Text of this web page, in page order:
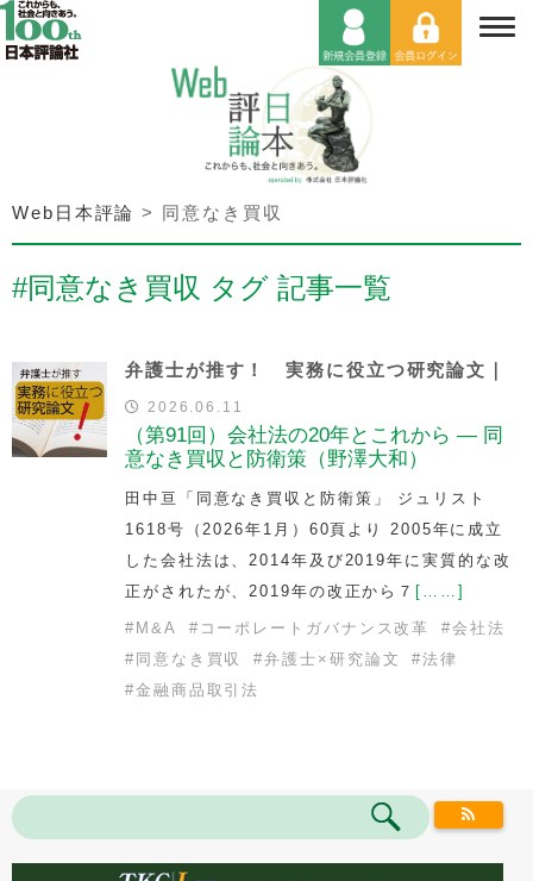
Web日本評論 > 同意なき買収
#同意なき買収 タグ 記事一覧
弁護士が推す！ 実務に役立つ研究論文｜
2026.06.11
（第91回）会社法の20年とこれから — 同
意なき買収と防衛策（野澤大和）
田中亘「同意なき買収と防衛策」 ジュリスト
1618号（2026年1月）60頁より 2005年に成立
した会社法は、2014年及び2019年に実質的な改
正がされたが、2019年の改正から７ [……]
# M&A # コーポレートガバナンス改革 #会社法
# 同意なき買収 #弁護士×研究論文 #法律
#金融商品取引法